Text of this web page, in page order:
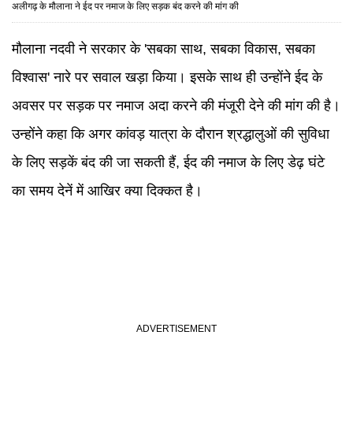
अलीगढ़ के मौलाना ने ईद पर नमाज के लिए सड़क बंद करने की मांग की
मौलाना नदवी ने सरकार के 'सबका साथ, सबका विकास, सबका
विश्वास' नारे पर सवाल खड़ा किया। इसके साथ ही उन्होंने ईद के
अवसर पर सड़क पर नमाज अदा करने की मंजूरी देने की मांग की है।
उन्होंने कहा कि अगर कांवड़ यात्रा के दौरान श्रद्धालुओं की सुविधा
के लिए सड़कें बंद की जा सकती हैं, ईद की नमाज के लिए डेढ़ घंटे
का समय देनें में आखिर क्या दिक्कत है।